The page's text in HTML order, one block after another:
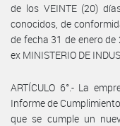
de los VEINTE (20)
conocidos, de
de fecha 31 de enero de
ex MINISTERIO DE
ARTÍCULO 6°.- La
Informe de
que se cumple un